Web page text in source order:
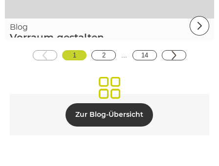
Blog
Vorraum gestalten
1 2 ... 14
Zur Blog-Übersicht